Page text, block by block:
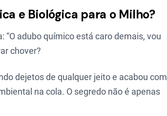
e Biológica para o Milho?
adubo químico está caro demais, vou
chover?
dejetos de qualquer jeito e acabou com
na cola. O segredo não é apenas